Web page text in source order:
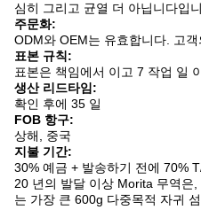
심히 그리고 균열 더 아닙니다입
주문화:
ODM와 OEM는 유효합니다. 고
표본 규칙:
표본은 책임에서 이고 7 작업 일
생산 리드타임:
확인 후에 35 일
FOB 항구:
상해, 중국
지불 기간:
30% 예금 + 발송하기 전에 70%
20 년의 발달 이상 Morita 무역은
는 가장 큰 600g 다중목적 자귀